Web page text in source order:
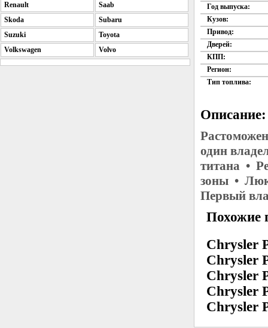
Год выпуска:
Кузов:
Привод:
Дверей:
КПП:
Регион:
Тип топлива:
Описание:
один
титана •
зоны • Люк
Первый
Похожие
Chrysler
Chrysler
Chrysler
Chrysler
Chrysler
Renault
Saab
Skoda
Subaru
Suzuki
Toyota
Volkswagen
Volvo